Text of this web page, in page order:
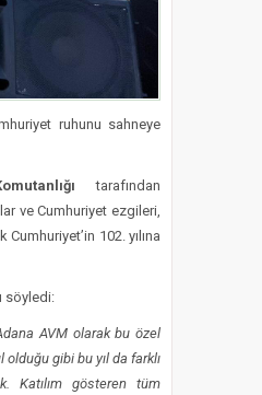
ruhunu sahneye
tarafından
ve Cumhuriyet ezgileri,
102. yılına
söyledi:
AVM olarak bu özel
gibi bu yıl da farklı
Katılım gösteren tüm